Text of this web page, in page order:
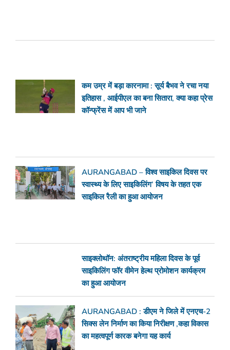
कम उम्र में बड़ा कारनामा : सूर्य बैभव ने रचा नया
इतिहास , आईपीएल का बना सितारा, क्या कहा प्रेस
कॉन्फ्रेंस में आप भी जाने
AURANGABAD – विश्व साइकिल दिवस पर
स्वास्थ्य के लिए साइकिलिंग’ विषय के तहत एक
साइकिल रैली का हुआ आयोजन
साइक्लोथॉन: अंतराष्ट्रीय महिला दिवस के पूर्व
साइकिलिंग फॉर वीमेन हेल्थ प्रोमोशन कार्यक्रम
का हुआ आयोजन
AURANGABAD : डीएम ने जिले में एनएच-2
सिक्स लेन निर्माण का किया निरीक्षण ,कहा विकास
का महत्वपूर्ण कारक बनेगा यह कार्य